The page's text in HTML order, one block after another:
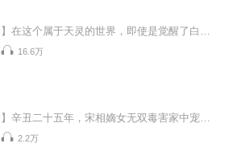
16.6万
2.2万